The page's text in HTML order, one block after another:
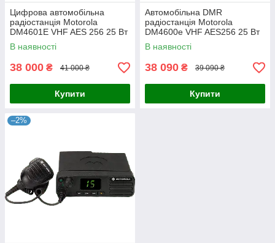
Цифрова автомобільна
радіостанція Motorola
DM4601E VHF AES 256 25 Вт
В наявності
38 000 ₴ 41 000 ₴
Купити
Автомобільна DMR
радіостанція Motorola
DM4600e VHF AES256 25 Вт
В наявності
38 090 ₴ 39 090 ₴
Купити
–2%